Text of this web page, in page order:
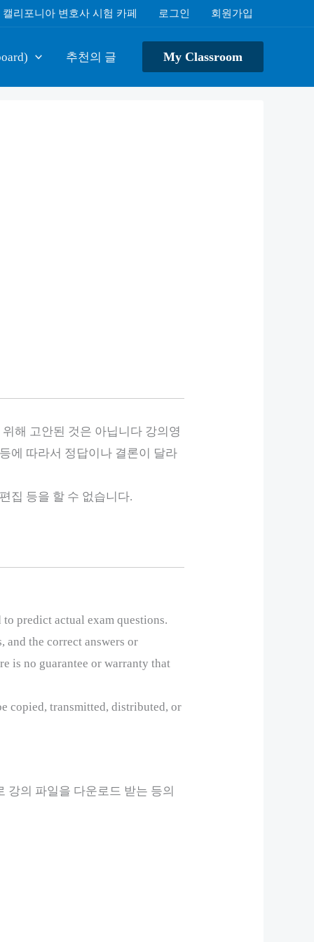
캘리포니아 변호사 시험 카페 로그인 회원가입
추천의 글 My Classroom
해 고안된 것은 아닙니다 강의영
에 따라서 정답이나 결론이 달라
집 등을 할 수 없습니다.
predict actual exam questions.
the correct answers or
is no guarantee or warranty that
copied, transmitted, distributed, or
강의 파일을 다운로드 받는 등의